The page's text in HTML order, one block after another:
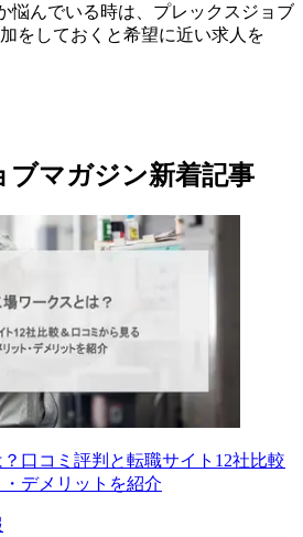
悩んでいる時は、プレックスジョブ
をしておくと希望に近い求人を
ブマガジン新着記事
口コミ評判と転職サイト12社比較
デメリットを紹介